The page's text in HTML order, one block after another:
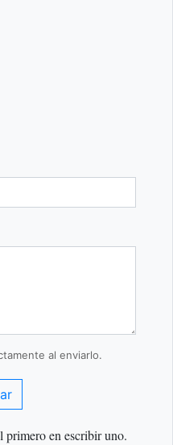
al enviarlo.
primero en escribir uno.